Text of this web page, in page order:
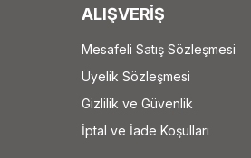
ALIŞVERİŞ
Mesafeli Satış Sözleşmesi
Üyelik Sözleşmesi
Gizlilik ve Güvenlik
İptal ve İade Koşulları